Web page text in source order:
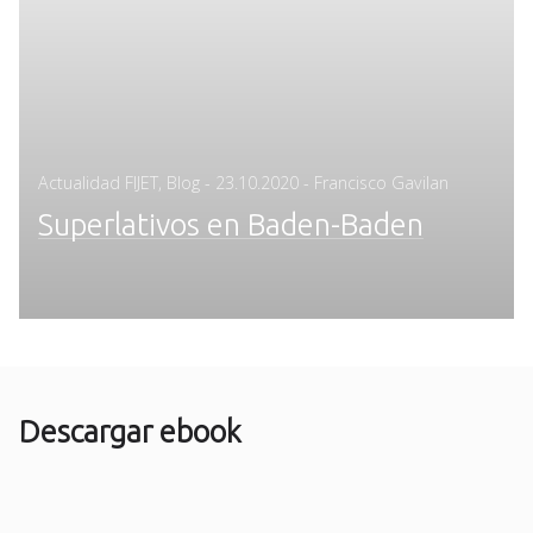
Actualidad FIJET Blog - Posted
23.10.2020 - Francisco Gavilan
Superlativos en Baden-Baden
Descargar ebook